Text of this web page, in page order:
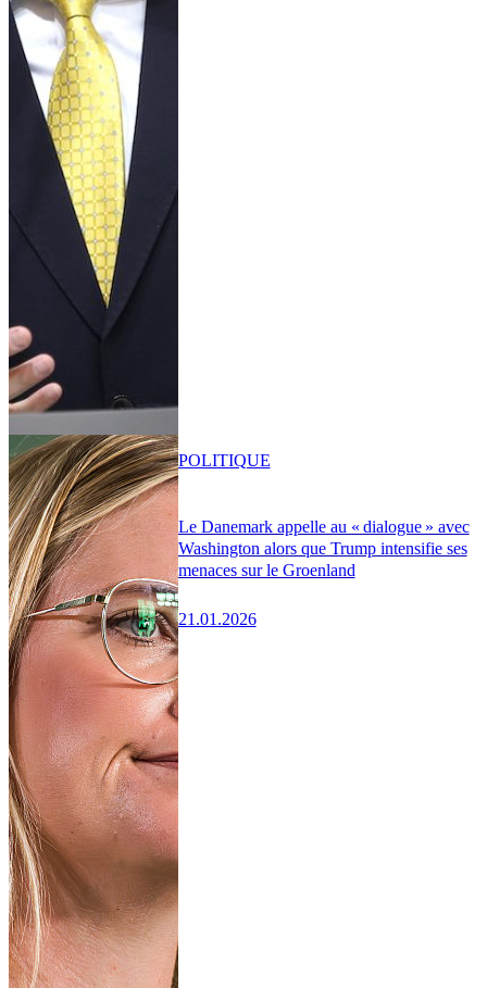
Le Danemark appelle au « dialogue » avec
Washington alors que Trump intensifie ses
menaces sur le Groenland
21.01.2026
POLITIQUE